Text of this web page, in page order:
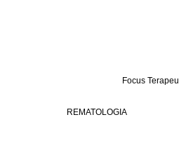
Focus
REMATOLOGIA